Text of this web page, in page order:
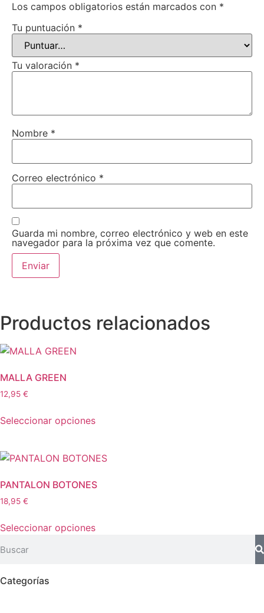
Los campos obligatorios están marcados con *
Tu puntuación *
Tu valoración *
Nombre *
Correo electrónico *
Guarda mi nombre, correo electrónico y web en este
navegador para la próxima vez que comente.
Productos relacionados
MALLA GREEN
12,95 €
Seleccionar opciones
PANTALON BOTONES
18,95 €
Seleccionar opciones
Categorías